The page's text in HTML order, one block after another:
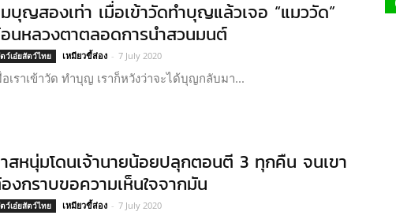
บุญสองเท่า เมื่อเข้าวัดทำบุญแล้วเจอ “แมววัด”
นหลวงตาตลอดการนำสวนมนต์
ว์เอ๋ยสัตว์ไทย เหมียวขี้ส่อง - 7 July 2020
อเราเข้าวัด ทำบุญ เราก็หวังว่าจะได้บุญกลับมา...
สหนุ่มโดนเจ้านายน้อยปลุกตอนตี 3 ทุกคืน จนเขา
งกราบขอความเห็นใจจากมัน
ว์เอ๋ยสัตว์ไทย เหมียวขี้ส่อง - 7 July 2020